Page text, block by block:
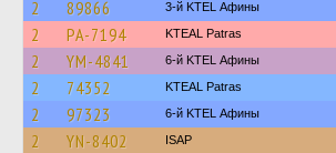
2 89866 3-й KTEL Афины
2 PA-7194 KTEAL Patras
2 YM-4841 6-й KTEL Афины
2 74352 KTEAL Patras
2 97323 6-й KTEL Афины
2 YN-8402 ISAP